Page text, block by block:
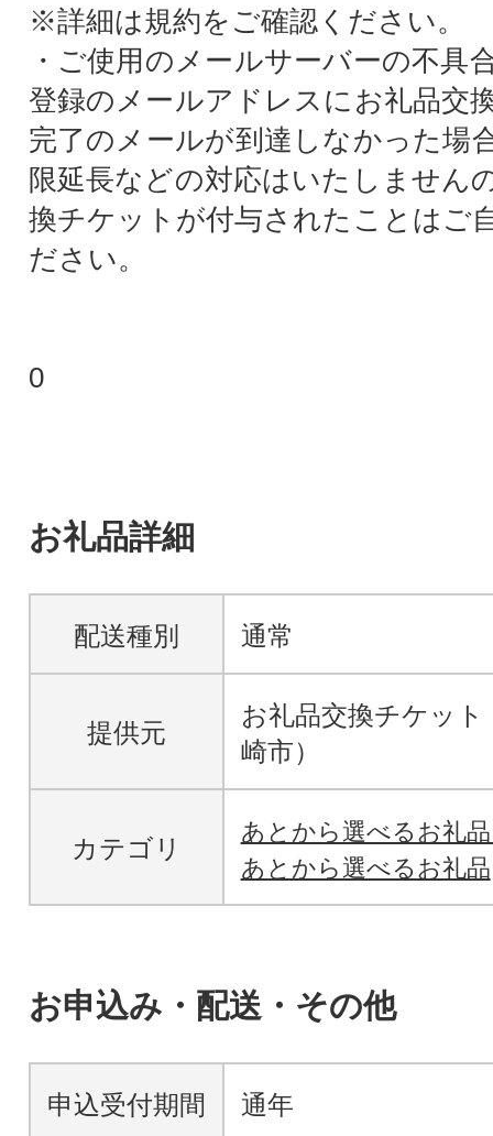
※詳細は規約をご確認ください。
・ご使用のメールサーバーの不具
登録のメールアドレスにお礼品交
完了のメールが到達しなかった場
限延長などの対応はいたしません
換チケットが付与されたことはご
ださい。
0
お礼品詳細
配送種別 通常
提供元
お礼品交換チケット
崎市）
カテゴリ
あとから選べるお礼
あとから選べるお礼品
お申込み・配送・その他
申込受付期間 通年